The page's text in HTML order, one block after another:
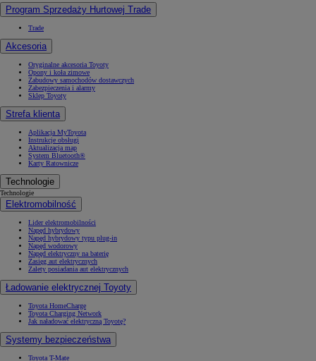
Program Sprzedaży Hurtowej Trade
Trade
Akcesoria
Oryginalne akcesoria Toyoty
Opony i koła zimowe
Zabudowy samochodów dostawczych
Zabezpieczenia i alarmy
Sklep Toyoty
Strefa klienta
Aplikacja MyToyota
Instrukcje obsługi
Aktualizacja map
System Bluetooth®
Karty Ratownicze
Technologie
Technologie
Elektromobilność
Lider elektromobilności
Napęd hybrydowy
Napęd hybrydowy typu plug-in
Napęd wodorowy
Napęd elektryczny na baterię
Zasięg aut elektrycznych
Zalety posiadania aut elektrycznych
Ładowanie elektrycznej Toyoty
Toyota HomeCharge
Toyota Charging Network
Jak naładować elektryczną Toyotę?
Systemy bezpieczeństwa
Toyota T-Mate